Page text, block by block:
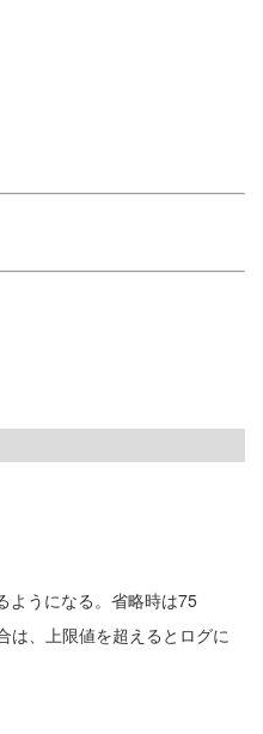
ようになる。省略時は75
は、上限値を超えるとログに